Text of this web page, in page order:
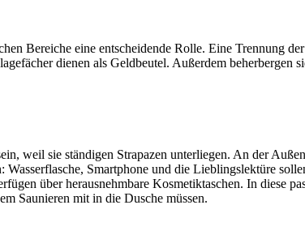
Bereiche eine entscheidende Rolle. Eine Trennung
dienen als Geldbeutel. Außerdem beherbergen
weil sie ständigen Strapazen unterliegen. An der
Smartphone und die Lieblingslektüre
über herausnehmbare Kosmetiktaschen. In diese
Saunieren mit in die Dusche müssen.